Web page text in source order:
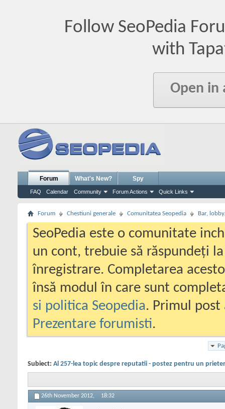
Follow SeoPedia
with
Open in
Forum
FAQ Calendar Community Forum Actions Quick Links
What's New? Spy
Forum Chestiuni generale Comunitatea Seopedia Bar,
SeoPedia este o comunitate
un cont, trebuie să răspundeți
înregistrare. Completarea
însă modul în care sunt
si politica Seopedia. Primul
Prezentare forumisti.
Subiect: Al 257-lea topic despre reputatii - postez pentru un
26th November 2012, 18:32